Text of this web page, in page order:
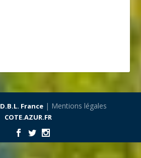
D.B.L. France| Mentions légales
COTE.AZUR.FR